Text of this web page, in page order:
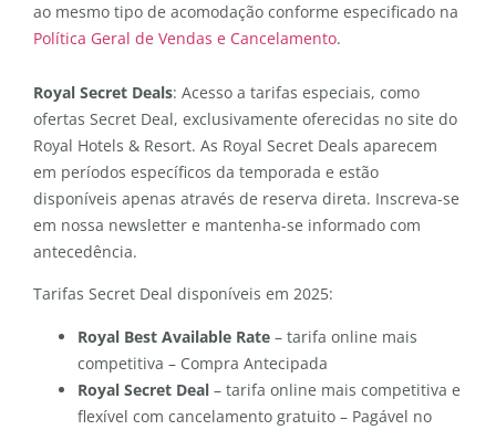
ao mesmo tipo de acomodação conforme especificado na
Política Geral de Vendas e Cancelamento.
Royal Secret Deals: Acesso a tarifas especiais, como
ofertas Secret Deal, exclusivamente oferecidas no site do
Royal Hotels & Resort. As Royal Secret Deals aparecem
em períodos específicos da temporada e estão
disponíveis apenas através de reserva direta. Inscreva-se
em nossa newsletter e mantenha-se informado com
antecedência.
Tarifas Secret Deal disponíveis em 2025:
Royal Best Available Rate – tarifa online mais
competitiva – Compra Antecipada
Royal Secret Deal – tarifa online mais competitiva e
flexível com cancelamento gratuito – Pagável no